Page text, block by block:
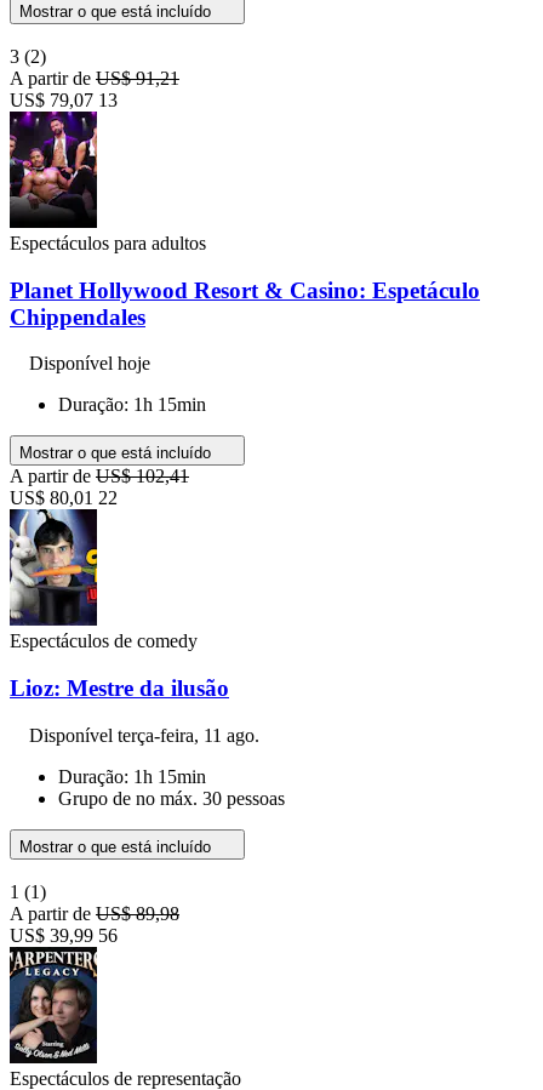
Mostrar o que está incluído
3 (2)
A partir de US$ 91,21
US$ 79,07 13
Espectáculos para adultos
Planet Hollywood Resort & Casino: Espetáculo
Chippendales
Disponível hoje
Duração: 1h 15min
Mostrar o que está incluído
A partir de US$ 102,41
US$ 80,01 22
Espectáculos de comedy
Lioz: Mestre da ilusão
Disponível terça-feira, 11 ago.
Duração: 1h 15min
Grupo de no máx. 30 pessoas
Mostrar o que está incluído
1 (1)
A partir de US$ 89,98
US$ 39,99 56
Espectáculos de representação